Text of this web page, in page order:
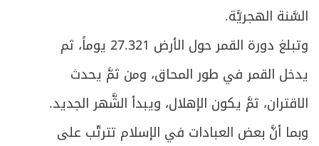
السَّنة الهجريَّة.
وتبلغ دورة القمر حول الأرض 27.321 يوماً، ثم
يدخل القمر في طور المحاق، ومن ثمَّ يحدث
الاقتران، ثمَّ يكون الإهلال، ويبدأ الشَّهر الجديد.
وبما أنَّ بعض العبادات في الإسلام تترتّب على